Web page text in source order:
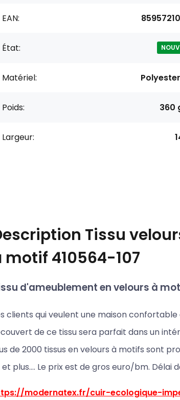
EAN:
État:
Matériel:
Poids: 360
Largeur:
Tissu
motif 410564-107
d'ameublement en velours à
clients qui veulent une maison
de ce tissu sera parfait dans un
de 2000 tissus en velours à motifs sont
plus…. Le prix est de gros euro/bm. Délai
modernatex.fr/cuir-ecologique-